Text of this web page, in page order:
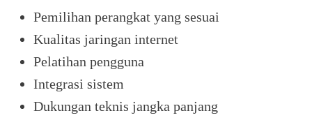
Pemilihan perangkat yang sesuai
Kualitas jaringan internet
Pelatihan pengguna
Integrasi sistem
Dukungan teknis jangka panjang